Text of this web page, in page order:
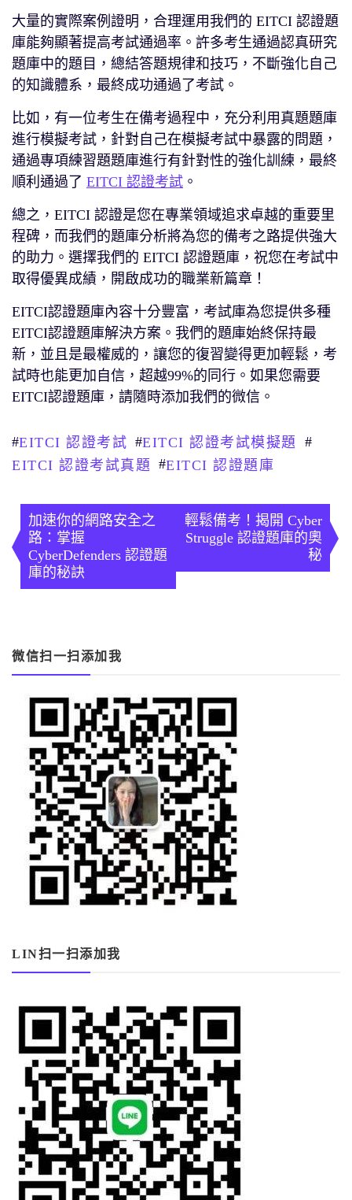
大量的實際案例證明，合理運用我們的 EITCI 認證題
庫能夠顯著提高考試通過率。許多考生通過認真研究
題庫中的題目，總結答題規律和技巧，不斷強化自己
的知識體系，最終成功通過了考試。
比如，有一位考生在備考過程中，充分利用真題題庫
進行模擬考試，針對自己在模擬考試中暴露的問題，
通過專項練習題題庫進行有針對性的強化訓練，最終
順利通過了 EITCI 認證考試 。
總之，EITCI 認證是您在專業領域追求卓越的重要里
程碑，而我們的題庫分析將為您的備考之路提供強大
的助力。選擇我們的 EITCI 認證題庫，祝您在考試中
取得優異成績，開啟成功的職業新篇章！
EITCI認證題庫內容十分豐富，考試庫為您提供多種
EITCI認證題庫解決方案。我們的題庫始終保持最
新，並且是最權威的，讓您的復習變得更加輕鬆，考
試時也能更加自信，超越99%的同行。如果您需要
EITCI認證題庫，請隨時添加我們的微信。
#EITCI 認證考試 #EITCI 認證考試模擬題
#
EITCI 認證考試真題 #EITCI 認證題庫
章
導
覽
加速你的網路安全之
路：掌握
CyberDefenders 認證題
庫的秘訣
輕鬆備考！揭開 Cyber
Struggle 認證題庫的奧
秘
微信扫一扫添加我
LIN扫一扫添加我